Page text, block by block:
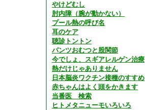
やけどむし
肘内障（腕が動かない）
プール熱の呼び名
耳のケア
聴診トントン
パンツおむつと股関節
今でしょ、スギアレルゲン治療
熱だけじゃありません
日本脳炎ワクチン接種のすすめ
赤ちゃんはよく頭をかきます
当番医 検索
ヒトメタニューモいろいろ